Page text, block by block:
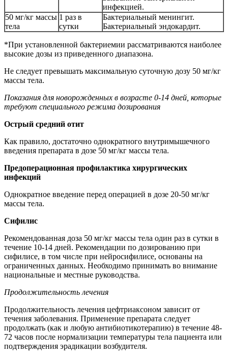
инфекцией.
50 мг/кг массы
тела
1 раз в
сутки
Бактериальный менингит.
Бактериальный эндокардит.
*При установленной бактериемии рассматриваются наиболее
высокие дозы из приведенного диапазона.
Не следует превышать максимальную суточную дозу 50 мг/кг
массы тела.
Показания для новорожденных в возрасте 0-14 дней, которые
требуют специального режима дозирования
Острый средний отит
Как правило, достаточно однократного внутримышечного
введения препарата в дозе 50 мг/кг массы тела.
Предоперационная профилактика хирургических
инфекций
Однократное введение перед операцией в дозе 20-50 мг/кг
массы тела.
Сифилис
Рекомендованная доза 50 мг/кг массы тела один раз в сутки в
течение 10-14 дней. Рекомендации по дозированию при
сифилисе, в том числе при нейросифилисе, основаны на
ограниченных данных. Необходимо принимать во внимание
национальные и местные руководства.
Продолжительность лечения
Продолжительность лечения цефтриаксоном зависит от
течения заболевания. Применение препарата следует
продолжать (как и любую антибиотикотерапию) в течение 48-
72 часов после нормализации температуры тела пациента или
подтверждения эрадикации возбудителя.